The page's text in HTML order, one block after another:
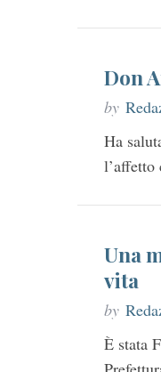
Don
by
Ha
Una
vita
by
È stata